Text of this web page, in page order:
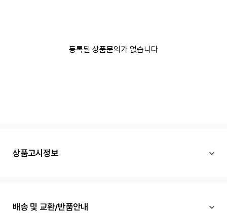
등록된 상품문의가 없습니다
상품고시정보
배송 및 교환/반품안내